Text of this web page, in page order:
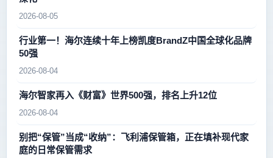
2026-08-05
行业第一！海尔连续十年上榜凯度BrandZ中国全球化品牌
50强
2026-08-04
海尔智家再入《财富》世界500强，排名上升12位
2026-08-04
别把“保管”当成“收纳”：飞利浦保管箱，正在填补现代家
庭的日常保管需求